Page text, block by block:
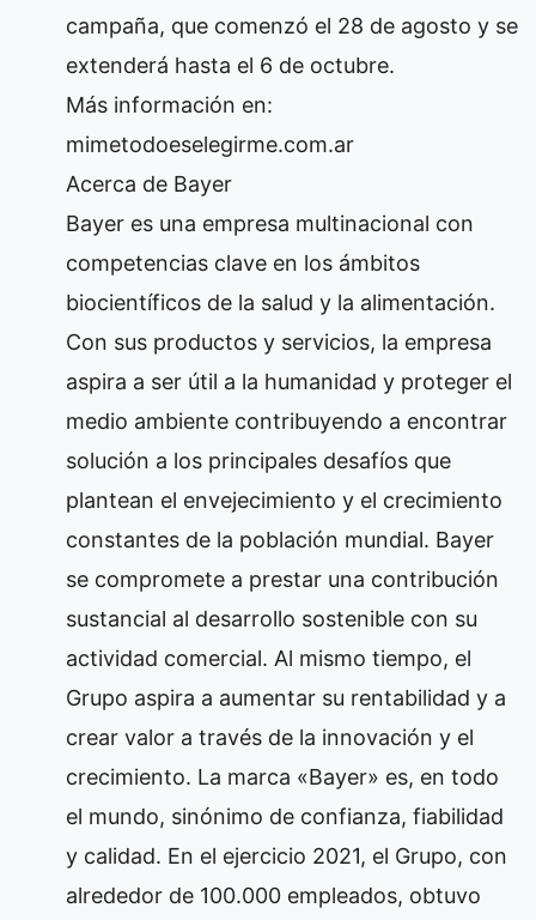
campaña, que comenzó el 28 de agosto y se
extenderá hasta el 6 de octubre.
Más información en:
mimetodoeselegirme.com.ar
Acerca de Bayer
Bayer es una empresa multinacional con
competencias clave en los ámbitos
biocientíficos de la salud y la alimentación.
Con sus productos y servicios, la empresa
aspira a ser útil a la humanidad y proteger el
medio ambiente contribuyendo a encontrar
solución a los principales desafíos que
plantean el envejecimiento y el crecimiento
constantes de la población mundial. Bayer
se compromete a prestar una contribución
sustancial al desarrollo sostenible con su
actividad comercial. Al mismo tiempo, el
Grupo aspira a aumentar su rentabilidad y a
crear valor a través de la innovación y el
crecimiento. La marca «Bayer» es, en todo
el mundo, sinónimo de confianza, fiabilidad
y calidad. En el ejercicio 2021, el Grupo, con
alrededor de 100.000 empleados, obtuvo